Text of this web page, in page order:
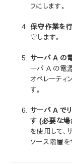
データ
トラブルシ
総合メッセー
アプリケーシ
LifeKeeper
LifeKeeper
フにします。
保守作業を行
守します。
サーバ A の
ーバ A の電
オペレーティ
す。
サーバ A で
す (必要な場
を使用して、
ソース階層を